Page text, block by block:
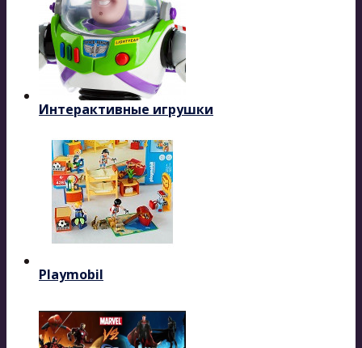
Интерактивные игрушки
Playmobil